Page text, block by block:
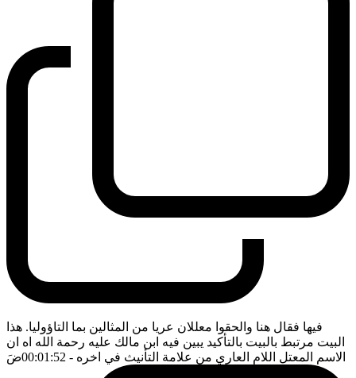
فيها فقال هنا والحقوا معللان عريا من المثالين بما التاؤوليا. هذا
البيت مرتبط بالبيت بالتأكيد يبين فيه ابن مالك عليه رحمة الله اه ان
الاسم المعتل اللام العاري من علامة التأنيث في اخره - 00:01:52 ضَ